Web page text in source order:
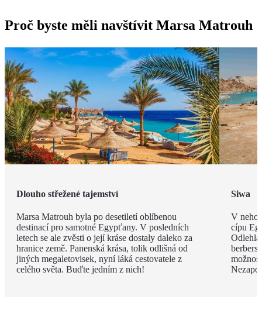
Proč byste měli navštívit Marsa Matrouh
Dlouho střežené tajemství
Marsa Matrouh byla po desetiletí oblíbenou
destinací pro samotné Egypťany. V posledních
letech se ale zvěsti o její kráse dostaly daleko za
hranice země. Panenská krása, tolik odlišná od
jiných megaletovisek, nyní láká cestovatele z
celého světa. Buďte jedním z nich!
Siwa
V
cípu
Odlehlá